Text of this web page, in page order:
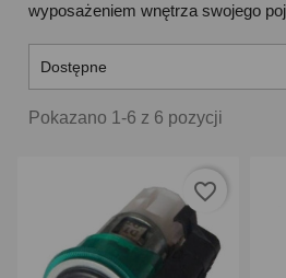
wyposażeniem wnętrza swojego
Dostępne
Pokazano 1-6 z 6 pozycji
favorite_border